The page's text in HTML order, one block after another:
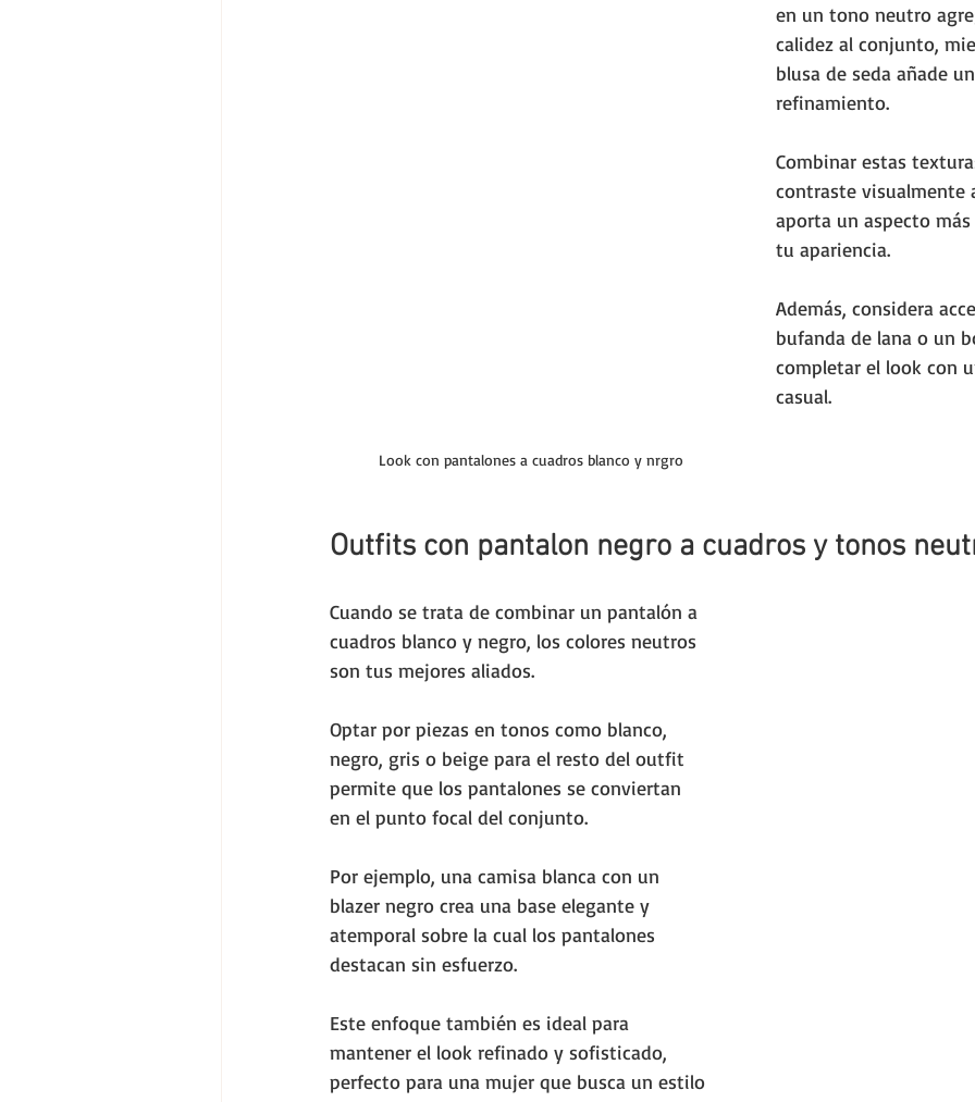
Look con pantalones a cuadros blanco y nrgro
en un tono neutro
calidez al conjunto,
blusa de seda añade
refinamiento.
Combinar estas
contraste
aporta un aspecto
tu apariencia.
Además, considera
bufanda de lana o un
completar el look con
casual.
Outfits con pantalon negro a cuadros y tonos
Cuando se trata de combinar un pantalón a
cuadros blanco y negro, los colores neutros
son tus mejores aliados.
Optar por piezas en tonos como blanco,
negro, gris o beige para el resto del outfit
permite que los pantalones se conviertan
en el punto focal del conjunto.
Por ejemplo, una camisa blanca con un
blazer negro crea una base elegante y
atemporal sobre la cual los pantalones
destacan sin esfuerzo.
Este enfoque también es ideal para
mantener el look refinado y sofisticado,
perfecto para una mujer que busca un estilo